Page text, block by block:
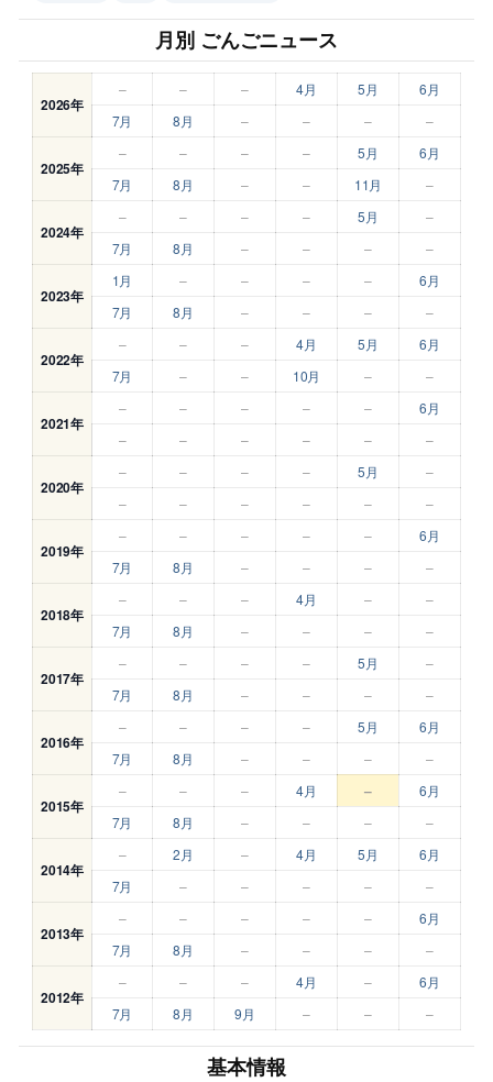
月別 ごんごニュース
2026年
– – – 4月 5月
6月
7月
8月 – – – –
2025年
– – – – 5月
6月
7月
8月 – – 11月 –
2024年
– – – – 5月
–
7月
8月 – – – –
2023年
1月 – – – –
6月
7月
8月 – – – –
2022年
– – – 4月 5月
6月
7月
– – 10月 – –
2021年
– – – – –
6月
–
– – – – –
2020年
– – – – 5月
–
–
– – – – –
2019年
– – – – –
6月
7月
8月 – – – –
2018年
– – – 4月 –
–
7月
8月 – – – –
2017年
– – – – 5月
–
7月
8月 – – – –
2016年
– – – – 5月
6月
7月
8月 – – – –
2015年
– – – 4月 –
6月
7月
8月 – – – –
2014年
– 2月 – 4月 5月
6月
7月
– – – – –
2013年
– – – – –
6月
7月
8月 – – – –
2012年
– – – 4月 –
6月
7月
8月 9月 – – –
基本情報